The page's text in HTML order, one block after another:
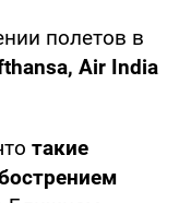
полетов в
Air India
такие